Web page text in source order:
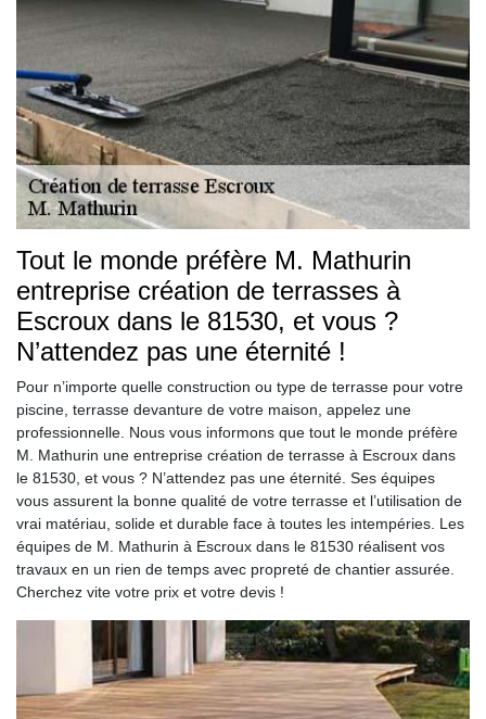
Tout le monde préfère M. Mathurin
entreprise création de terrasses à
Escroux dans le 81530, et vous ?
N’attendez pas une éternité !
Pour n’importe quelle construction ou type de terrasse pour votre
piscine, terrasse devanture de votre maison, appelez une
professionnelle. Nous vous informons que tout le monde préfère
M. Mathurin une entreprise création de terrasse à Escroux dans
le 81530, et vous ? N’attendez pas une éternité. Ses équipes
vous assurent la bonne qualité de votre terrasse et l’utilisation de
vrai matériau, solide et durable face à toutes les intempéries. Les
équipes de M. Mathurin à Escroux dans le 81530 réalisent vos
travaux en un rien de temps avec propreté de chantier assurée.
Cherchez vite votre prix et votre devis !